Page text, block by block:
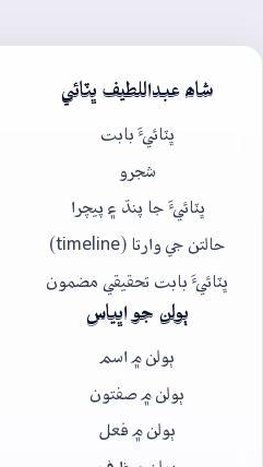
شاھ عبداللطيف ڀٽائي
ڀٽائيءَ بابت
شجرو
ڀٽائيءَ جا پنڌ ۽ پيچرا
حالتن جي وارتا (timeline)
ڀٽائيءَ بابت تحقيقي مضمون
ٻولن جو اڀياس
ٻولن ۾ اسم
ٻولن ۾ صفتون
ٻولن ۾ فعل